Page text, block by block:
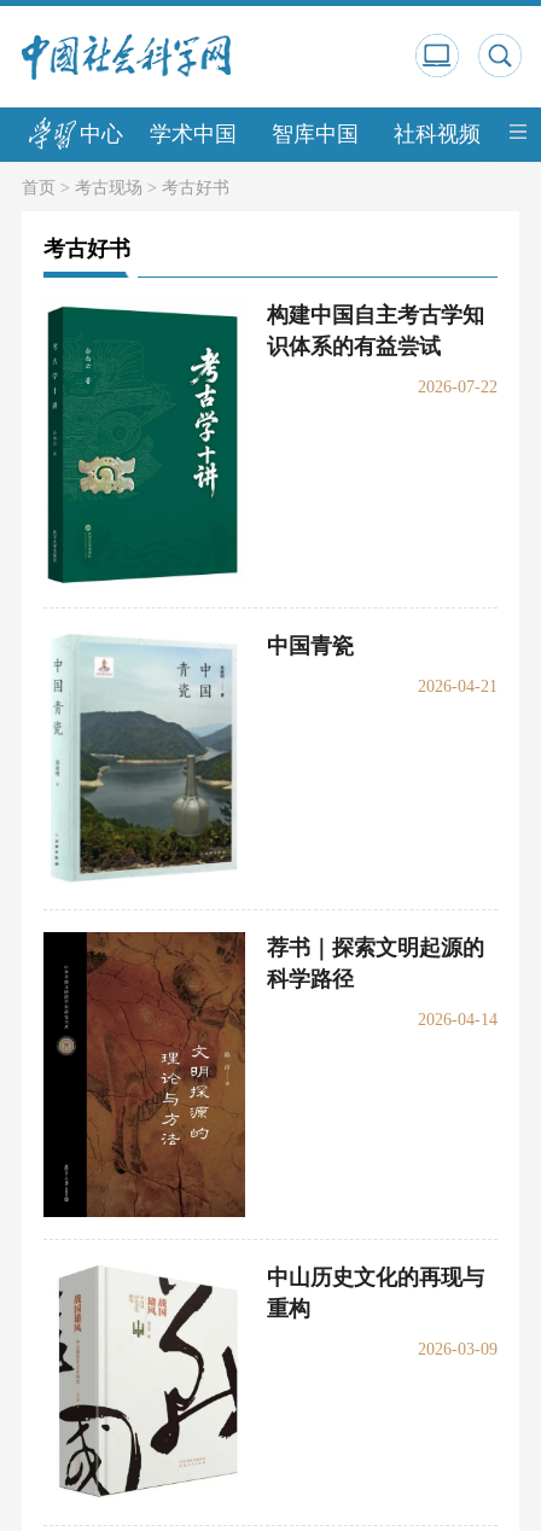
中心 学术中国 智库中国 社科视频 中
首页> 考古现场 > 考古好书
考古好书
构建中国自主考古学知
识体系的有益尝试
2026-07-22
中国青瓷
2026-04-21
荐书｜探索文明起源的
科学路径
2026-04-14
中山历史文化的再现与
重构
2026-03-09